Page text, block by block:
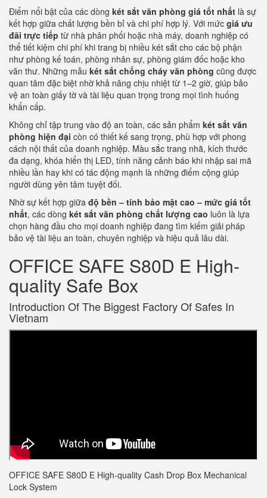
Điểm nổi bật của các dòng két sắt văn phòng giá tốt nhất là sự
kết hợp giữa chất lượng bền bỉ và chi phí hợp lý. Với mức giá ưu
đãi trực tiếp từ nhà phân phối hoặc nhà máy, doanh nghiệp có
thể tiết kiệm chi phí khi trang bị nhiều két sắt cho các bộ phận
như phòng kế toán, phòng nhân sự, phòng giám đốc hoặc kho
văn thư. Những mẫu két sắt chống cháy văn phòng cũng được
quan tâm đặc biệt nhờ khả năng chịu nhiệt từ 1–2 giờ, giúp bảo
vệ an toàn giấy tờ và tài liệu quan trọng trong mọi tình huống
khẩn cấp.
Không chỉ tập trung vào độ an toàn, các sản phẩm két sắt văn
phòng hiện đại còn có thiết kế sang trọng, phù hợp với phong
cách nội thất của doanh nghiệp. Màu sắc trang nhã, kích thước
đa dạng, khóa hiển thị LED, tính năng cảnh báo khi nhập sai mã
nhiều lần hay khi có tác động mạnh là những điểm cộng giúp
người dùng yên tâm tuyệt đối.
Nhờ sự kết hợp giữa độ bền – tính bảo mật cao – mức giá tốt
nhất, các dòng két sắt văn phòng chất lượng cao luôn là lựa
chọn hàng đầu cho mọi doanh nghiệp đang tìm kiếm giải pháp
bảo vệ tài liệu an toàn, chuyên nghiệp và hiệu quả lâu dài.
OFFICE SAFE S80D E High-
quality Safe Box
Introduction Of The Biggest Factory Of Safes In
Vietnam
OFFICE SAFE S80D E High-quality Cash Drop Box Mechanical
Lock System